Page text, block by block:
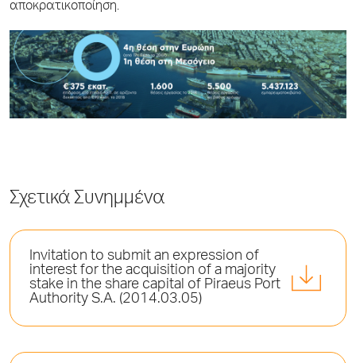
αποκρατικοποίηση.
Σχετικά Συνημμένα
Invitation to submit an expression of
interest for the acquisition of a majority
stake in the share capital of Piraeus Port
Authority S.A. (2014.03.05)